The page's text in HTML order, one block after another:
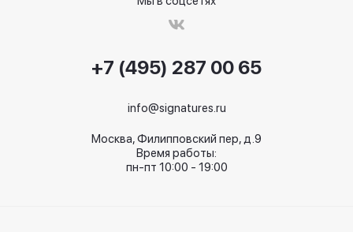
+7 (495) 287 00 65
info@signatures.ru
Москва, Филипповский пер, д.9
Время работы:
пн-пт 10:00 - 19:00